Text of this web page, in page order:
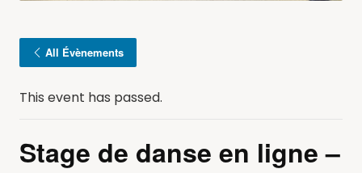
All Évènements
This event has passed.
Stage de danse en ligne –